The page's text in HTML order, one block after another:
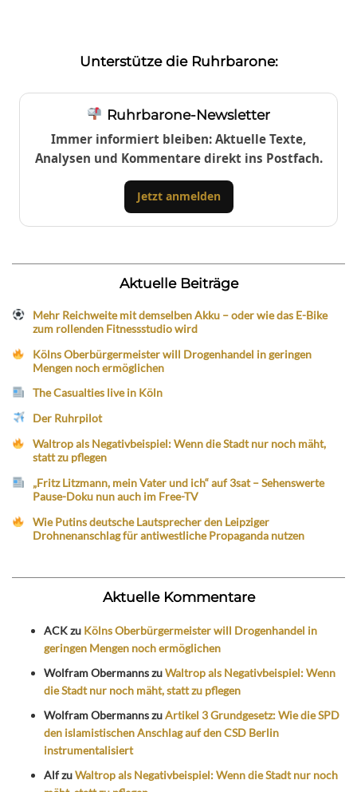
Unterstütze die Ruhrbarone:
Ruhrbarone-Newsletter
Immer informiert bleiben: Aktuelle Texte,
Analysen und Kommentare direkt ins Postfach.
Jetzt anmelden
Aktuelle Beiträge
Mehr Reichweite mit demselben Akku – oder wie das E-Bike
zum rollenden Fitnessstudio wird
Kölns Oberbürgermeister will Drogenhandel in geringen
Mengen noch ermöglichen
The Casualties live in Köln
Der Ruhrpilot
Waltrop als Negativbeispiel: Wenn die Stadt nur noch mäht,
statt zu pflegen
„Fritz Litzmann, mein Vater und ich“ auf 3sat – Sehenswerte
Pause-Doku nun auch im Free-TV
Wie Putins deutsche Lautsprecher den Leipziger
Drohnenanschlag für antiwestliche Propaganda nutzen
Aktuelle Kommentare
ACKzu Kölns Oberbürgermeister will Drogenhandel in
geringen Mengen noch ermöglichen
Wolfram ObermannszuWaltrop als Negativbeispiel: Wenn
die Stadt nur noch mäht, statt zu pflegen
Wolfram ObermannszuArtikel 3 Grundgesetz: Wie die SPD
den islamistischen Anschlag auf den CSD Berlin
instrumentalisiert
AlfzuWaltrop als Negativbeispiel: Wenn die Stadt nur noch